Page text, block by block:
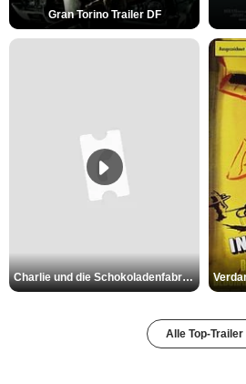
Gran Torino Trailer DF
Charlie und die Schokoladenfabrik Trailer OV
Alle Top-Trailer